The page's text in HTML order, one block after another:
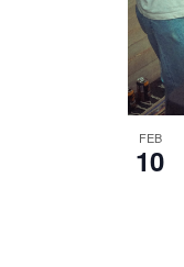
FEB
10